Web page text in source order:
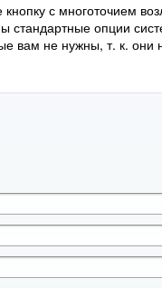
с многоточием
опции
вам не нужны, т. к. они